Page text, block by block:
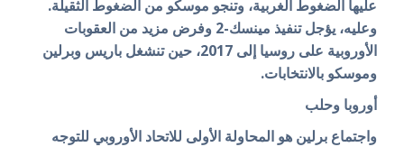
عليها الضغوط الغربية، وتنجو موسكو من الضغوط الثقيلة.
وعليه، يؤجل تنفيذ مينسك-2 وفرض مزيد من العقوبات
الأوروبية على روسيا إلى 2017، حين تنشغل باريس وبرلين
وموسكو بالانتخابات.
أوروبا وحلب
واجتماع برلين هو المحاولة الأولى للاتحاد الأوروبي للتوجه